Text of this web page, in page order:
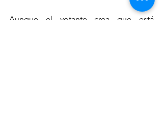
Aunque el votante crea que está